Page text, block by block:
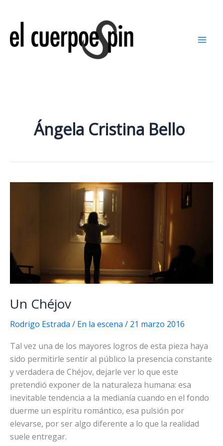
contenido
Ángela Cristina Bello
Un Chéjov
Rodrigo Estrada / En la escena / 21 marzo 2016
Tal vez una de los mayores logros de esta pieza haya
sido permitirle sentir al público la presencia constante
y verdadera de Chéjov, dejarle ver lo que este
pretendió exponer de la naturaleza humana: esa
inevitable tendencia a la medianía cuando en el fondo
duerme un espíritu romántico, esa pulsión por
elevarse, por ser algo diferente a lo que la realidad
suele entregar.